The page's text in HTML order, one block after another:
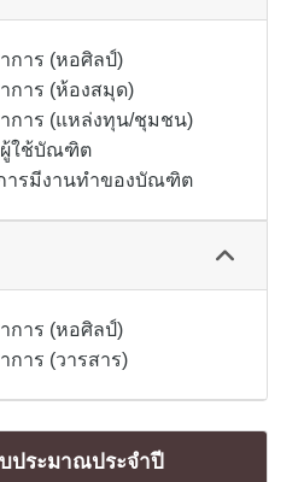
การ (หอศิลป์)
การ (ห้องสมุด)
การ (แหล่งทุน/ชุมชน)
ผู้ใช้บัณฑิต
ารมีงานทำของบัณฑิต
การ (หอศิลป์)
การ (วารสาร)
ประมาณประจำปี